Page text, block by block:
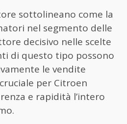
sottolineano come la
nel segmento delle
decisivo nelle scelte
di questo tipo possono
le vendite
per Citroen
e rapidità l’intero